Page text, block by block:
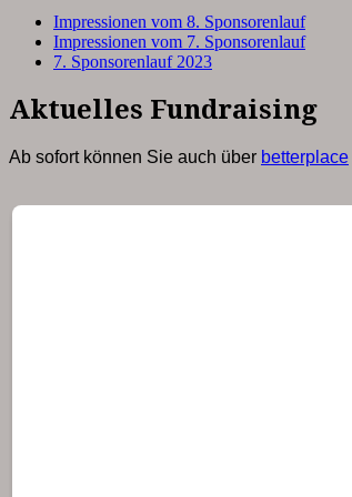
Impressionen vom 8. Sponsorenlauf
Impressionen vom 7. Sponsorenlauf
7. Sponsorenlauf 2023
Aktuelles Fundraising
Ab sofort können Sie auch über betterplace